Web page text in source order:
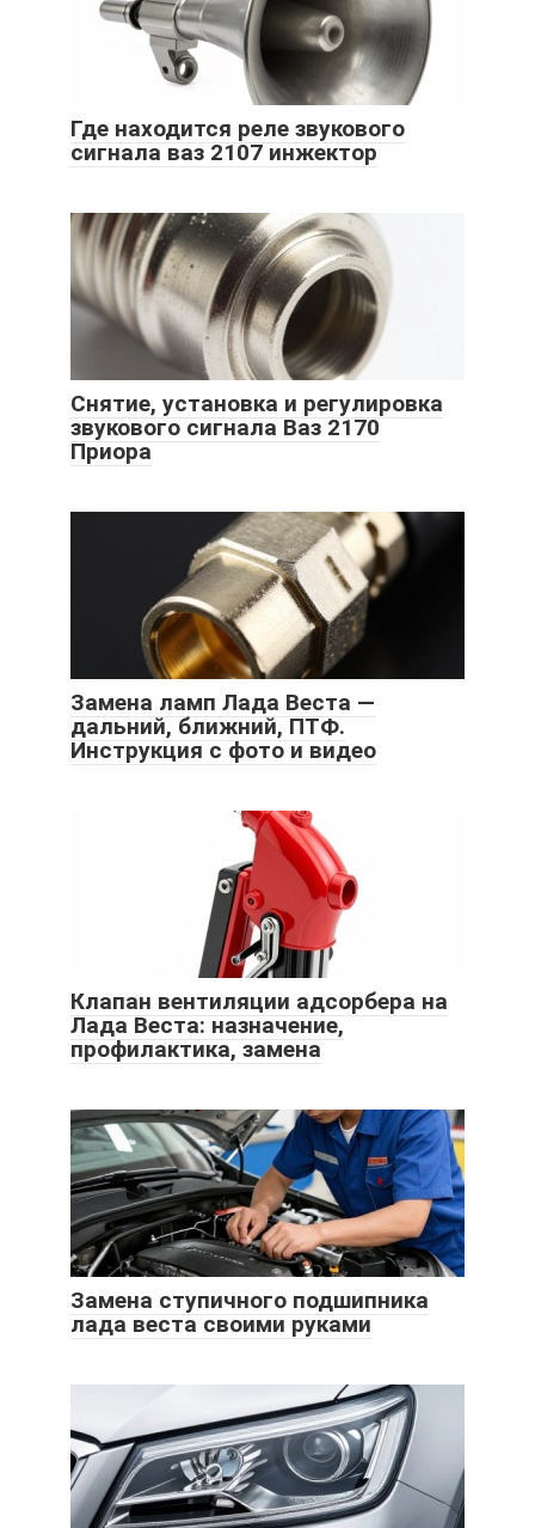
Где находится реле звукового
сигнала ваз 2107 инжектор
Снятие, установка и регулировка
звукового сигнала Ваз 2170
Приора
Замена ламп Лада Веста —
дальний, ближний, ПТФ.
Инструкция с фото и видео
Клапан вентиляции адсорбера на
Лада Веста: назначение,
профилактика, замена
Замена ступичного подшипника
лада веста своими руками